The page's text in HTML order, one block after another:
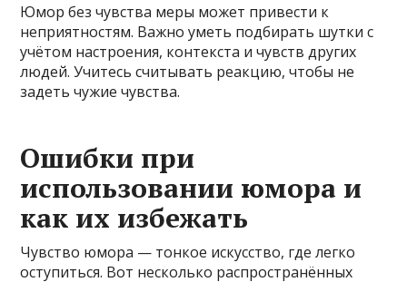
Юмор без чувства меры может привести к
неприятностям. Важно уметь подбирать шутки с
учётом настроения, контекста и чувств других
людей. Учитесь считывать реакцию, чтобы не
задеть чужие чувства.
Ошибки при
использовании юмора и
как их избежать
Чувство юмора — тонкое искусство, где легко
оступиться. Вот несколько распространённых